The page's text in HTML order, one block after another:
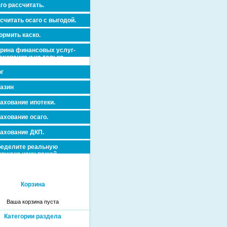
рассчитать.
осаго с выгодой.
каско.
финансовых услуг-
и не только.
ипотеки.
осаго.
ДКП.
реальную
цену вашей
Корзина
Ваша корзина пуста
Категории раздела